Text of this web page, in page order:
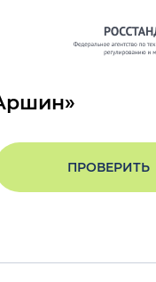
ПРОВЕРИТЬ